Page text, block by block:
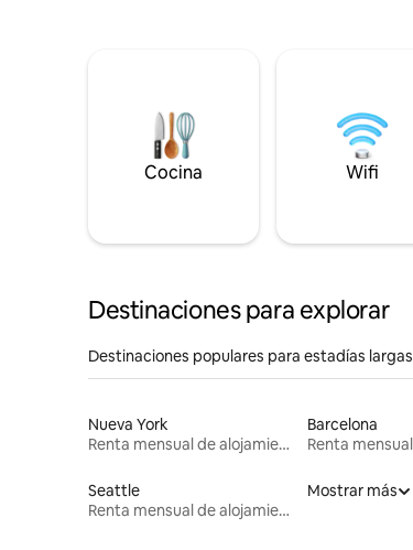
Cocina Wifi
Destinaciones para explorar
Destinaciones populares para estadías largas
Nueva York
Renta mensual de alojamientos
Barcelona
Seattle
Renta mensual de alojamientos
Mostrar más